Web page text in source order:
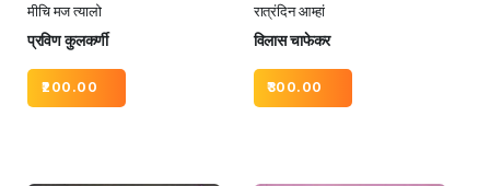
मीचि मज त्यालो
प्रविण कुलकर्णी
200.00
रात्रंदिन आम्हां
विलास चाफेकर
300.00